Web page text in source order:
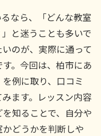
なら、「どんな教室
と迷うことも多いで
のが、実際に通って
。今回は、柏市にあ
例に取り、口コミ
ます。レッスン内容
知ることで、自分や
どうかを判断しや